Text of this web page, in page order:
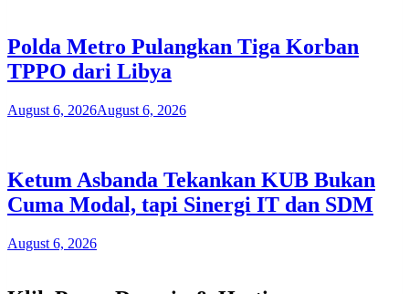
Polda Metro Pulangkan Tiga Korban
TPPO dari Libya
August 6, 2026August 6, 2026
Ketum Asbanda Tekankan KUB Bukan
Cuma Modal, tapi Sinergi IT dan SDM
August 6, 2026